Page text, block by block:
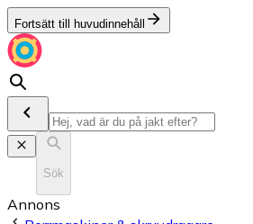
Fortsätt till huvudinnehåll
Sök
Annons